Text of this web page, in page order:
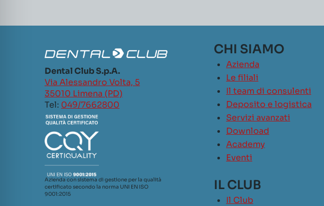
Dental Club S.p.A.
Via Alessandro Volta, 5
35010 Limena (PD)
Tel: 049/7662800
Azienda con sistema di gestione per la qualità
certificato secondo la norma UNI EN ISO
9001:2015
CHI SIAMO
Azienda
Le filiali
Il team di consulenti
Deposito e logistica
Servizi avanzati
Download
Academy
Eventi
IL CLUB
Il Club